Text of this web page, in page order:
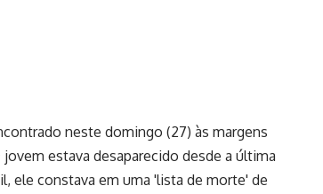
neste domingo (27) às margens
estava desaparecido desde a última
ele constava em uma 'lista de morte' de